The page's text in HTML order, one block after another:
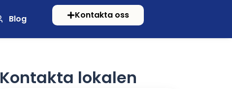
Blog Kontakta oss
Kontakta lokalen